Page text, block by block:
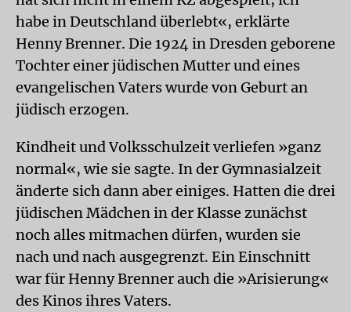
habe in Deutschland überlebt«, erklärte
Henny Brenner. Die 1924 in Dresden geborene
Tochter einer jüdischen Mutter und eines
evangelischen Vaters wurde von Geburt an
jüdisch erzogen.
Kindheit und Volksschulzeit verliefen »ganz
normal«, wie sie sagte. In der Gymnasialzeit
änderte sich dann aber einiges. Hatten die drei
jüdischen Mädchen in der Klasse zunächst
noch alles mitmachen dürfen, wurden sie
nach und nach ausgegrenzt. Ein Einschnitt
war für Henny Brenner auch die »Arisierung«
des Kinos ihres Vaters.